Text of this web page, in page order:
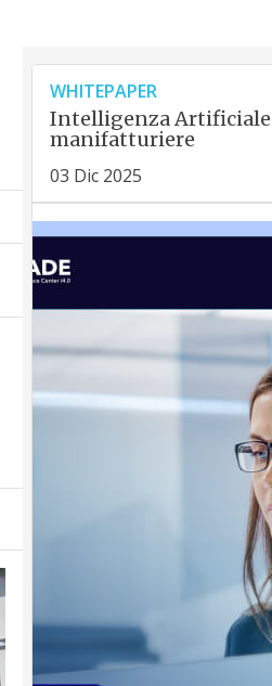
WHITEPAPER
Intelligenza Artificiale
manifatturiere
03 Dic 2025